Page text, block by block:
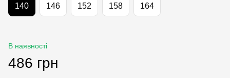
140 146 152 158 164
В наявності
486 грн